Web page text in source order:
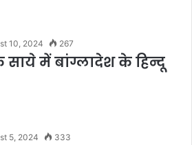
10, 2024 267
में बांग्लादेश के हिन्दू
5, 2024 333